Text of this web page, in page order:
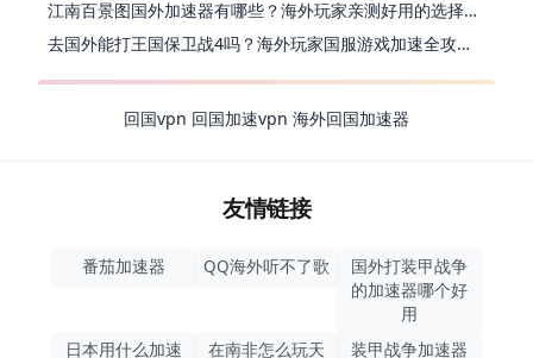
江南百景图国外加速器有哪些？海外玩家亲测好用的选择与避坑指南
去国外能打王国保卫战4吗？海外玩家国服游戏加速全攻略（附公主连结幻想江湖实测）
回国vpn 回国加速vpn 海外回国加速器
友情链接
番茄加速器 QQ海外听不了歌
国外打装甲战争
的加速器哪个好
用
日本用什么加速
在南非怎么玩天 装甲战争加速器